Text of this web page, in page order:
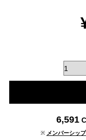
6,591
※ メンバーシッ